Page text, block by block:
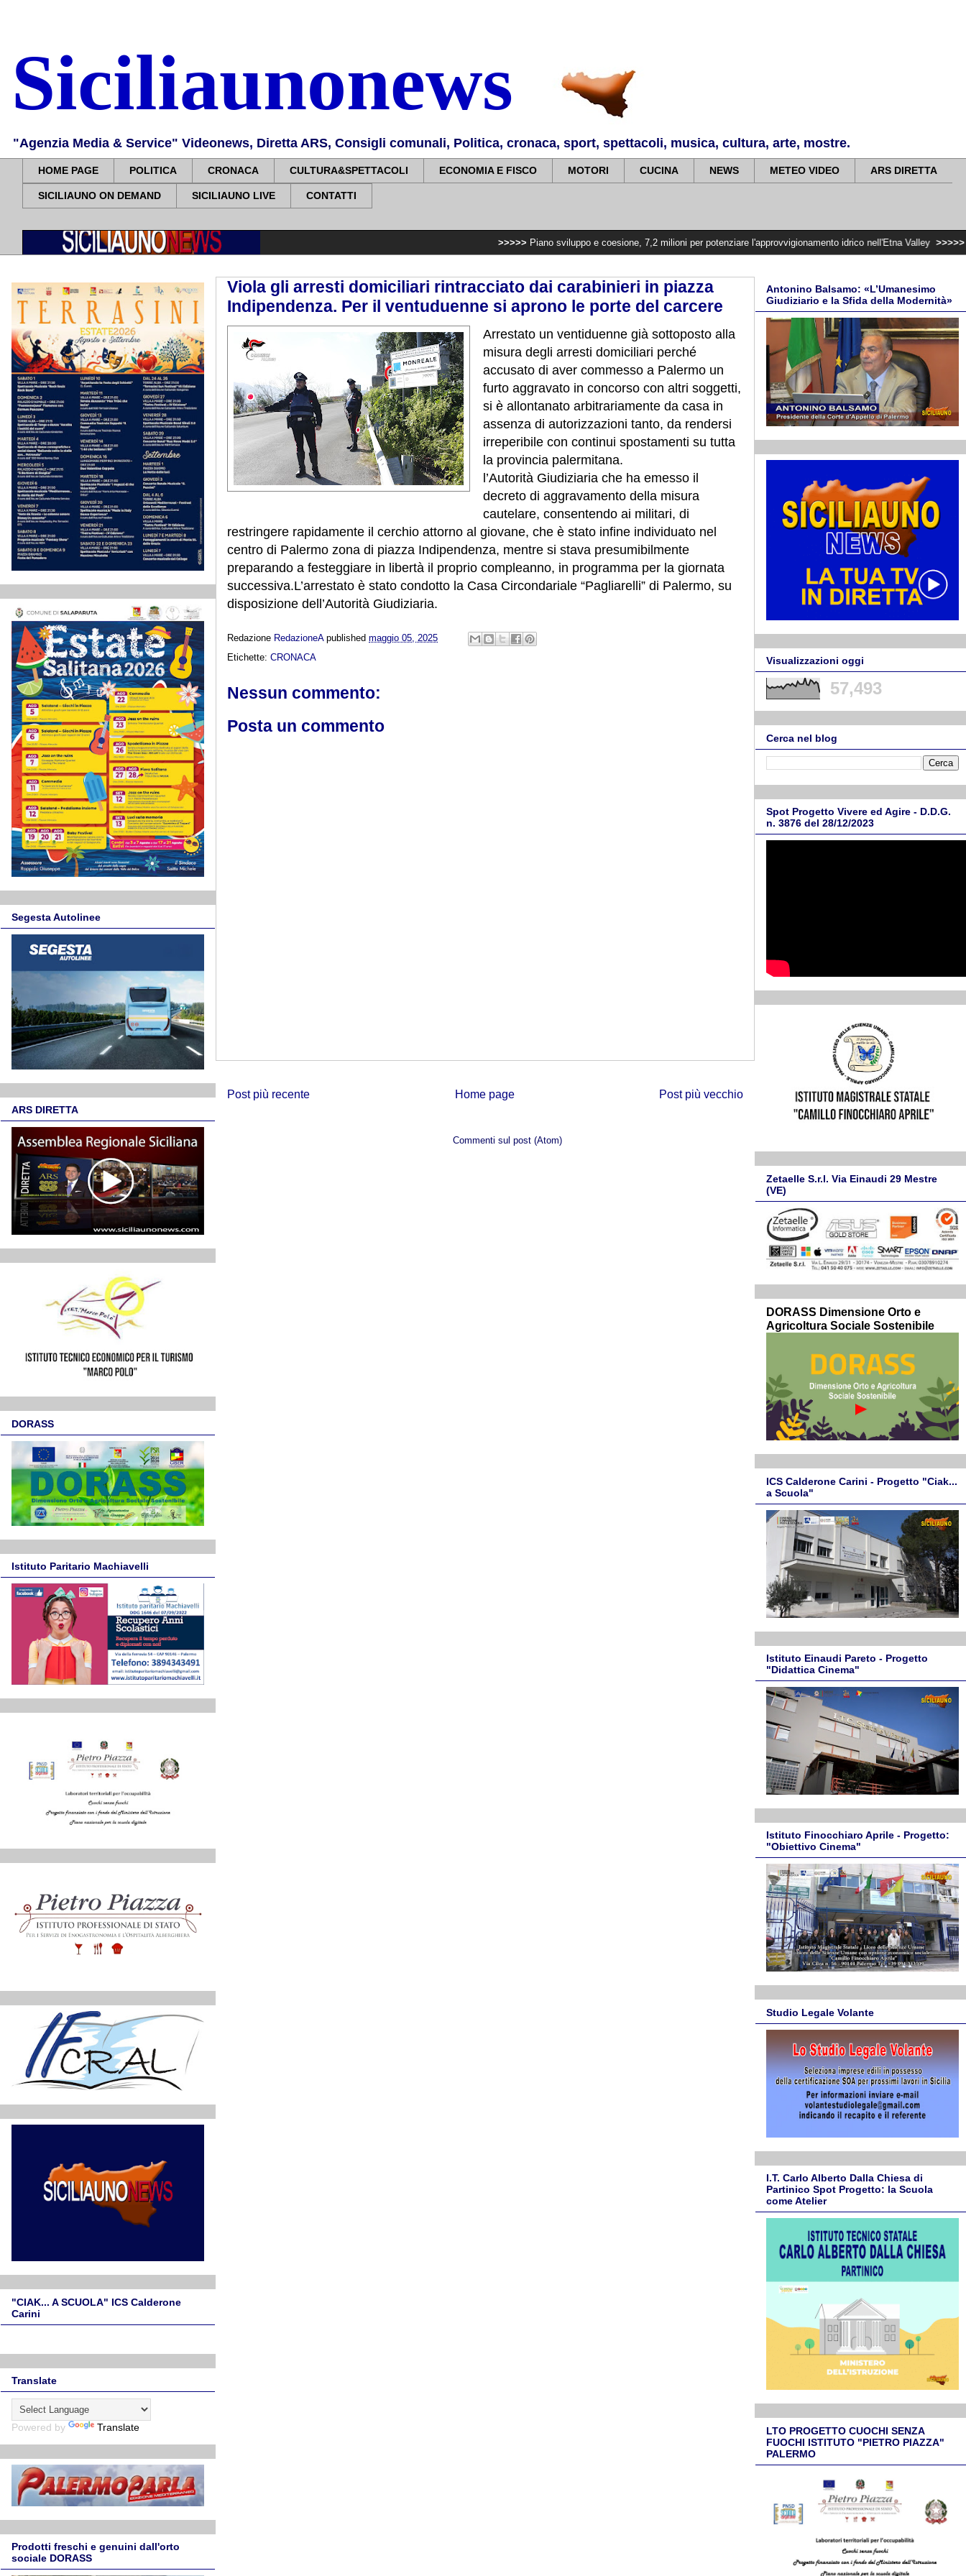
Siciliaunonews
"Agenzia Media & Service" Videonews, Diretta ARS, Consigli comunali, Politica, cronaca, sport, spettacoli, musica, cultura, arte, mostre.
HOME PAGE POLITICA CRONACA CULTURA&SPETTACOLI ECONOMIA E FISCO MOTORI CUCINA NEWS METEO VIDEO ARS DIRETTA
SICILIAUNO ON DEMAND SICILIAUNO LIVE CONTATTI
Piano sviluppo e coesione, 7,2 milioni per potenziare l'approvvigionamento idrico nell'Etna Valley >>>>> Violenza di
Viola gli arresti domiciliari rintracciato dai carabinieri in piazza
Indipendenza. Per il ventuduenne si aprono le porte del carcere
Arrestato un ventiduenne già sottoposto alla
misura degli arresti domiciliari perché
accusato di aver commesso a Palermo un
furto aggravato in concorso con altri soggetti,
si è allontanato arbitrariamente da casa in
assenza di autorizzazioni tanto, da rendersi
irreperibile con continui spostamenti su tutta
la provincia palermitana.
l’Autorità Giudiziaria che ha emesso il
decreto di aggravamento della misura
cautelare, consentendo ai militari, di
restringere rapidamente il cerchio attorno al giovane, che è stato infine individuato nel
centro di Palermo zona di piazza Indipendenza, mentre si stava presumibilmente
preparando a festeggiare in libertà il proprio compleanno, in programma per la giornata
successiva.L’arrestato è stato condotto la Casa Circondariale “Pagliarelli” di Palermo, su
disposizione dell’Autorità Giudiziaria.
Redazione RedazioneA published maggio 05, 2025
Etichette: CRONACA
Nessun commento:
Posta un commento
Post più recente Post più vecchio
Home page
Commenti sul post (Atom)
Segesta Autolinee
ARS DIRETTA
DORASS
Istituto Paritario Machiavelli
"CIAK... A SCUOLA" ICS Calderone
Carini
Translate
Powered by Translate
Prodotti freschi e genuini dall'orto
sociale DORASS
Antonino Balsamo: «L’Umanesimo
Giudiziario e la Sfida della Modernità»
Visualizzazioni oggi
57,493
Cerca nel blog
Spot Progetto Vivere ed Agire - D.D.G.
n. 3876 del 28/12/2023
Zetaelle S.r.l. Via Einaudi 29 Mestre
(VE)
DORASS Dimensione Orto e
Agricoltura Sociale Sostenibile
ICS Calderone Carini - Progetto "Ciak...
a Scuola"
Istituto Einaudi Pareto - Progetto
"Didattica Cinema"
Istituto Finocchiaro Aprile - Progetto:
"Obiettivo Cinema"
Studio Legale Volante
I.T. Carlo Alberto Dalla Chiesa di
Partinico Spot Progetto: la Scuola
come Atelier
LTO PROGETTO CUOCHI SENZA
FUOCHI ISTITUTO "PIETRO PIAZZA"
PALERMO